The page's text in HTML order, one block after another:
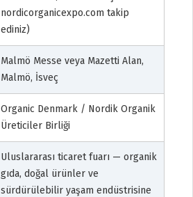
nordicorganicexpo.com takip
ediniz)
Malmö Messe veya Mazetti Alan,
Malmö, İsveç
Organic Denmark / Nordik Organik
Üreticiler Birliği
Uluslararası ticaret fuarı — organik
gıda, doğal ürünler ve
sürdürülebilir yaşam endüstrisine